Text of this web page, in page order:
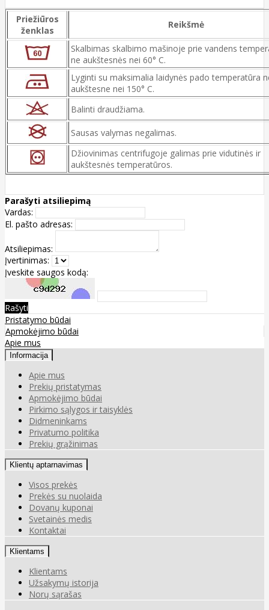
Priežiūros
ženklas
Reikšmė
Skalbimas skalbimo mašinoje prie vandens
ne aukštesnės nei 60° C.
Lyginti su maksimalia laidynės pado temperatūra
aukštesne nei 150° C.
Balinti draudžiama.
Sausas valymas negalimas.
Džiovinimas centrifugoje galimas prie vidutinės ir
aukštesnės temperatūros.
Parašyti atsiliepimą
Vardas:
El. pašto adresas:
Atsiliepimas:
Įvertinimas:
Įveskite saugos kodą:
Rašyti
Pristatymo būdai
Apmokėjimo būdai
Apie mus
Informacija
Apie mus
Prekių pristatymas
Apmokėjimo būdai
Pirkimo sąlygos ir taisyklės
Didmeninkams
Privatumo politika
Prekių grąžinimas
Klientų aptarnavimas
Visos prekės
Prekės su nuolaida
Dovanų kuponai
Svetainės medis
Kontaktai
Klientams
Klientams
Užsakymų istorija
Norų sąrašas